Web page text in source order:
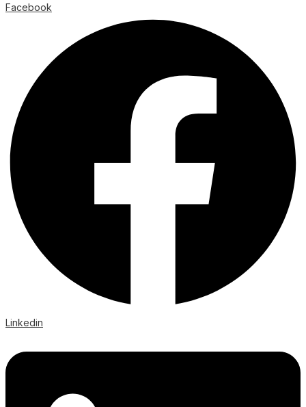
Facebook
Linkedin